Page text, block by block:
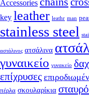
Accessories
key leather leathr man
stainless steel
αστάλινος ατσάλινα
γυναικείο γυνακείο
επίχρυσες
πέρλα σκουλαρίκια